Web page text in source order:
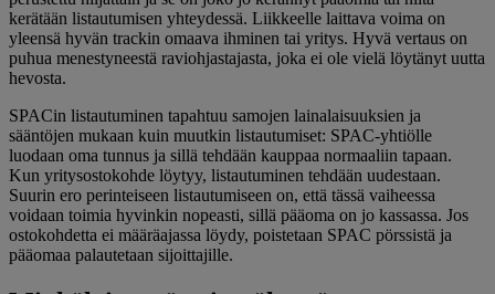
kerätään listautumisen yhteydessä. Liikkeelle laittava voima on
yleensä hyvän trackin omaava ihminen tai yritys. Hyvä vertaus on
puhua menestyneestä raviohjastajasta, joka ei ole vielä löytänyt uutta
hevosta.
SPACin listautuminen tapahtuu samojen lainalaisuuksien ja
sääntöjen mukaan kuin muutkin listautumiset: SPAC-yhtiölle
luodaan oma tunnus ja sillä tehdään kauppaa normaaliin tapaan.
Kun yritysostokohde löytyy, listautuminen tehdään uudestaan.
Suurin ero perinteiseen listautumiseen on, että tässä vaiheessa
voidaan toimia hyvinkin nopeasti, sillä pääoma on jo kassassa. Jos
ostokohdetta ei määräajassa löydy, poistetaan SPAC pörssistä ja
pääomaa palautetaan sijoittajille.